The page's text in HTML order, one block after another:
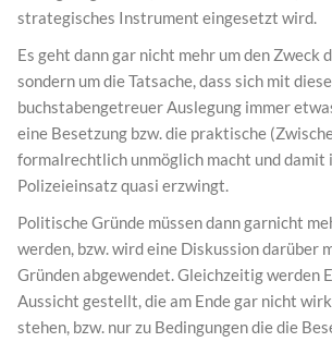
strategisches Instrument eingesetzt wird.
Es geht dann gar nicht mehr um den Zweck
sondern um die Tatsache, dass sich mit
buchstabengetreuer Auslegung immer
eine Besetzung bzw. die praktische
formalrechtlich unmöglich macht und damit
Polizeieinsatz quasi erzwingt.
Politische Gründe müssen dann garnicht
werden, bzw. wird eine Diskussion darüber
Gründen abgewendet. Gleichzeitig werden
Aussicht gestellt, die am Ende gar nicht
stehen, bzw. nur zu Bedingungen die die